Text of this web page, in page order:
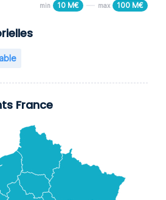
min 10 M€ max 100 M€
France